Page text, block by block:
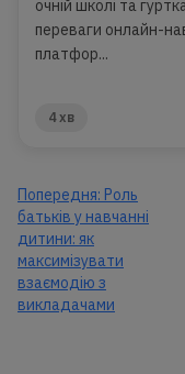
очній школі та
переваги онлайн-
платфор...
4 хв
Попередня: Роль
батьків у навчанні
дитини: як
максимізувати
взаємодію з
викладачами